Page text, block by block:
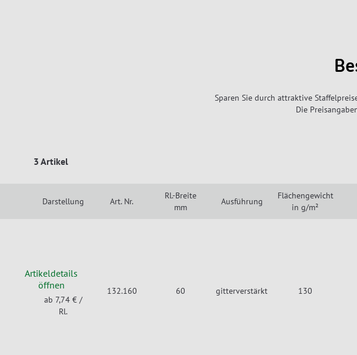
Sparen Sie durch attraktive
Die
3 Artikel
Darstellung Art. Nr.
Rl.-Breite
mm
Ausführung
Flächengewicht
in g/m²
Artikeldetails
öffnen
ab 7,74 € /
Rl.
132.160 60 gitterverstärkt 130